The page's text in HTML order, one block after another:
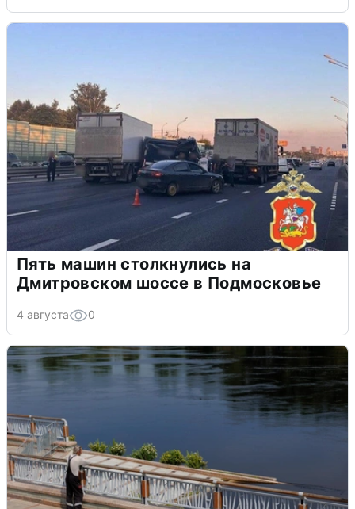
Пять машин столкнулись на
Дмитровском шоссе в Подмосковье
4 августа 0